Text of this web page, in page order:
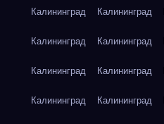
Калининград Калининград
Калининград Калининград
Калининград Калининград
Калининград Калининград